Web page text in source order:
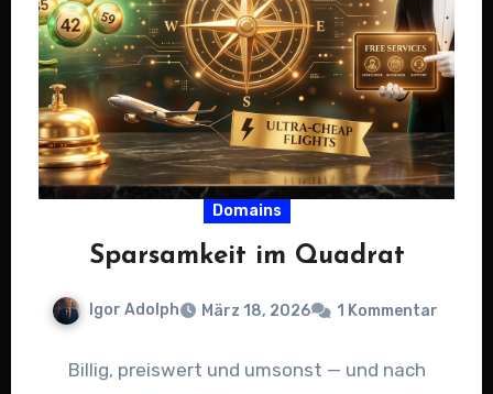
Domains
Sparsamkeit im Quadrat
Igor Adolph März 18, 2026 1 Kommentar
Billig, preiswert und umsonst — und nach